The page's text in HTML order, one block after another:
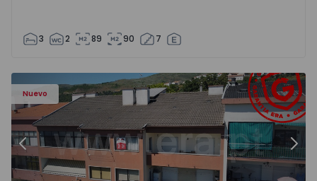
3 2 89 90 7
Nuevo
- 18
Apartamento T2 Covilhã, Covilhã e Canhoso - 1497806 -
Anterior